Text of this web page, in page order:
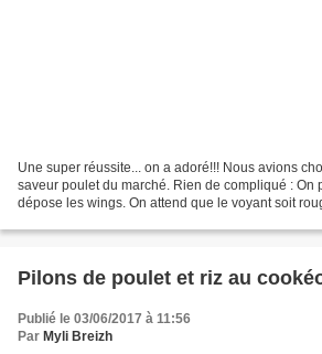
Une super réussite... on a adoré!!! Nous avions
saveur poulet du marché. Rien de compliqué : On
dépose les wings. On attend que le voyant soit
Pilons de poulet et riz au
Publié le 03/06/2017 à 11:56
Par Myli Breizh